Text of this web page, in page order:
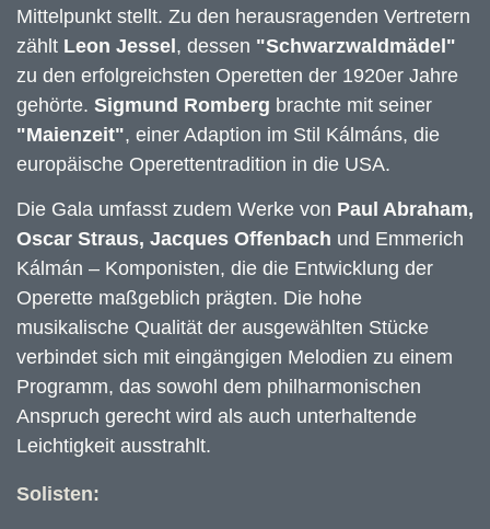
Mittelpunkt stellt. Zu den herausragenden Vertretern
zählt Leon Jessel , dessen "Schwarzwaldmädel"
zu den erfolgreichsten Operetten der 1920er Jahre
gehörte. Sigmund Romberg brachte mit seiner
"Maienzeit", einer Adaption im Stil Kálmáns, die
europäische Operettentradition in die USA.
Die Gala umfasst zudem Werke von Paul Abraham,
Oscar Straus, Jacques Offenbach und Emmerich
Kálmán – Komponisten, die die Entwicklung der
Operette maßgeblich prägten. Die hohe
musikalische Qualität der ausgewählten Stücke
verbindet sich mit eingängigen Melodien zu einem
Programm, das sowohl dem philharmonischen
Anspruch gerecht wird als auch unterhaltende
Leichtigkeit ausstrahlt.
Solisten: